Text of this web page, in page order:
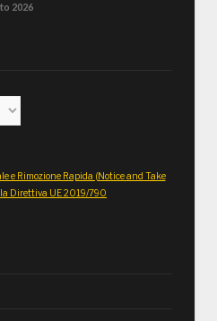
2026
e Rimozione Rapida (Notice and Take
Direttiva UE 2019/790